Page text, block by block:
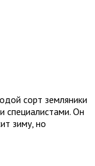
сорт земляники
специалистами. Он
зиму, но